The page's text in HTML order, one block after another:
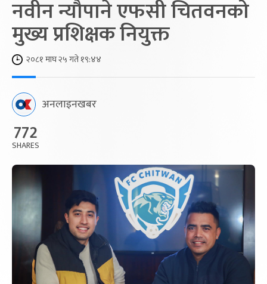
नवीन न्यौपाने एफसी चितवनको
मुख्य प्रशिक्षक नियुक्त
२०८१ माघ २५ गते १९:४४
अनलाइनखबर
772
SHARES